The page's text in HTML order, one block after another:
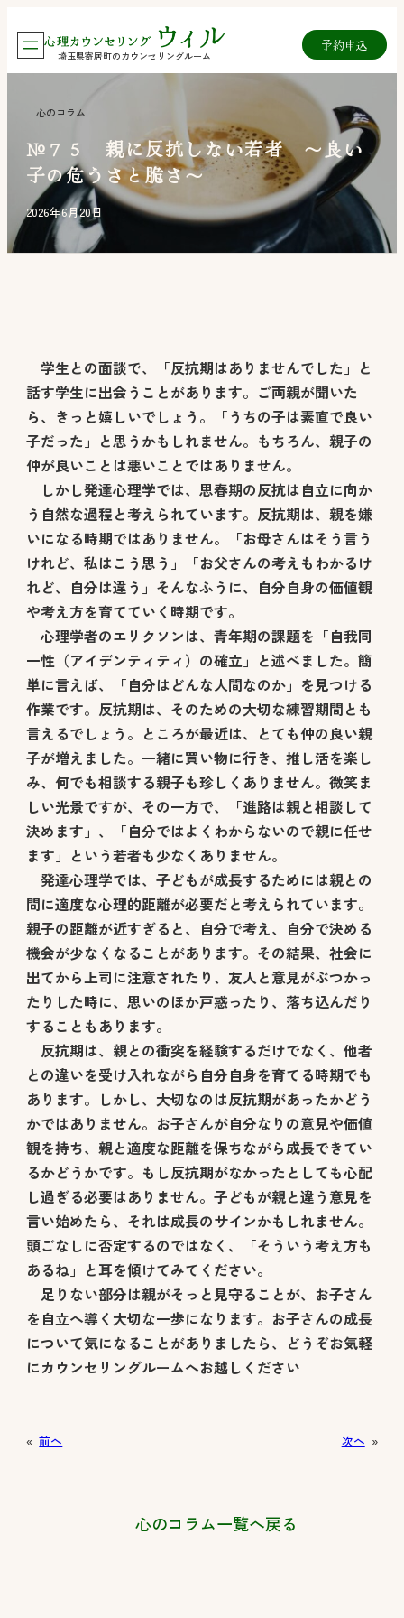
を
埼玉県寄居町のカウンセリングルーム
予約申込
心のコラム
№７５ 親に反抗しない若者 ～良い
子の危うさと脆さ～
2026年6月20日
学生との面談で、「反抗期はありませんでした」と
話す学生に出会うことがあります。ご両親が聞いた
ら、きっと嬉しいでしょう。「うちの子は素直で良い
子だった」と思うかもしれません。もちろん、親子の
仲が良いことは悪いことではありません。
しかし発達心理学では、思春期の反抗は自立に向か
う自然な過程と考えられています。反抗期は、親を嫌
いになる時期ではありません。「お母さんはそう言う
けれど、私はこう思う」「お父さんの考えもわかるけ
れど、自分は違う」そんなふうに、自分自身の価値観
や考え方を育てていく時期です。
心理学者のエリクソンは、青年期の課題を「自我同
一性（アイデンティティ）の確立」と述べました。簡
単に言えば、「自分はどんな人間なのか」を見つける
作業です。反抗期は、そのための大切な練習期間とも
言えるでしょう。ところが最近は、とても仲の良い親
子が増えました。一緒に買い物に行き、推し活を楽し
み、何でも相談する親子も珍しくありません。微笑ま
しい光景ですが、その一方で、「進路は親と相談して
決めます」、「自分ではよくわからないので親に任せ
ます」という若者も少なくありません。
発達心理学では、子どもが成長するためには親との
間に適度な心理的距離が必要だと考えられています。
親子の距離が近すぎると、自分で考え、自分で決める
機会が少なくなることがあります。その結果、社会に
出てから上司に注意されたり、友人と意見がぶつかっ
たりした時に、思いのほか戸惑ったり、落ち込んだり
することもあります。
反抗期は、親との衝突を経験するだけでなく、他者
との違いを受け入れながら自分自身を育てる時期でも
あります。しかし、大切なのは反抗期があったかどう
かではありません。お子さんが自分なりの意見や価値
観を持ち、親と適度な距離を保ちながら成長できてい
るかどうかです。もし反抗期がなかったとしても心配
し過ぎる必要はありません。子どもが親と違う意見を
言い始めたら、それは成長のサインかもしれません。
頭ごなしに否定するのではなく、「そういう考え方も
あるね」と耳を傾けてみてください。
足りない部分は親がそっと見守ることが、お子さん
を自立へ導く大切な一歩になります。お子さんの成長
について気になることがありましたら、どうぞお気軽
にカウンセリングルームへお越しください
« 前へ 次へ »
心のコラム一覧へ戻る